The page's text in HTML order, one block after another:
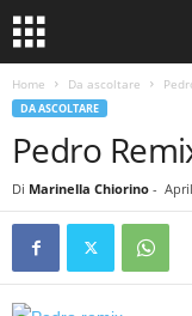
Home Da ascoltare
DA ASCOLTARE
Pedro
Di Marinella Chiorino -